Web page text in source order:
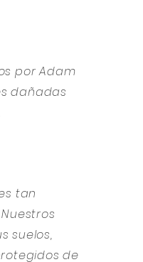
por Adam
dañadas
tan
suelos,
de